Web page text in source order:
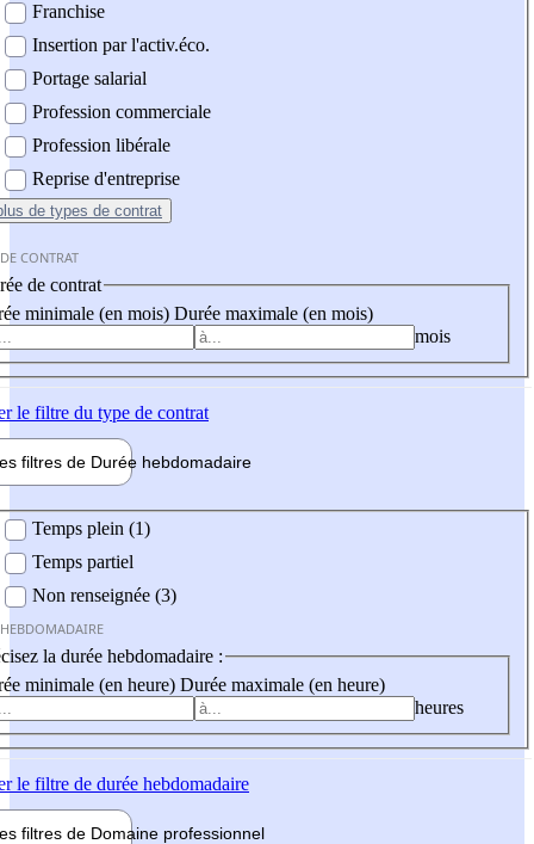
Franchise
Insertion par l'activ.éco.
Portage salarial
Profession commerciale
Profession libérale
Reprise d'entreprise
de types de contrat
CONTRAT
de contrat
minimale (en mois) Durée maximale (en mois)
mois
le filtre du type de contrat
filtres de Durée hebdomadaire
Temps plein (1)
Temps partiel
Non renseignée (3)
la durée hebdomadaire :
minimale (en heure) Durée maximale (en heure)
heures
le filtre de durée hebdomadaire
filtres de Domaine professionnel